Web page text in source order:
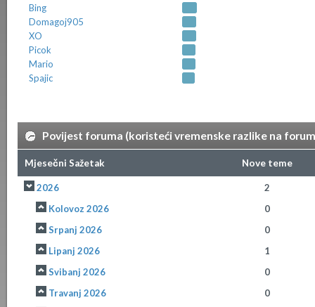
Bing
Domagoj905
XO
Picok
Mario
Spajic
Povijest foruma (koristeći vremenske razlike na
Mjesečni Sažetak Nove teme
2026
2
Kolovoz 2026
0
Srpanj 2026
0
Lipanj 2026
1
Svibanj 2026
0
Travanj 2026
0